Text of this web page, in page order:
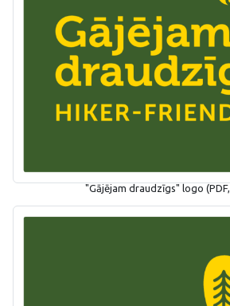
"Gājējam draudzīgs" logo